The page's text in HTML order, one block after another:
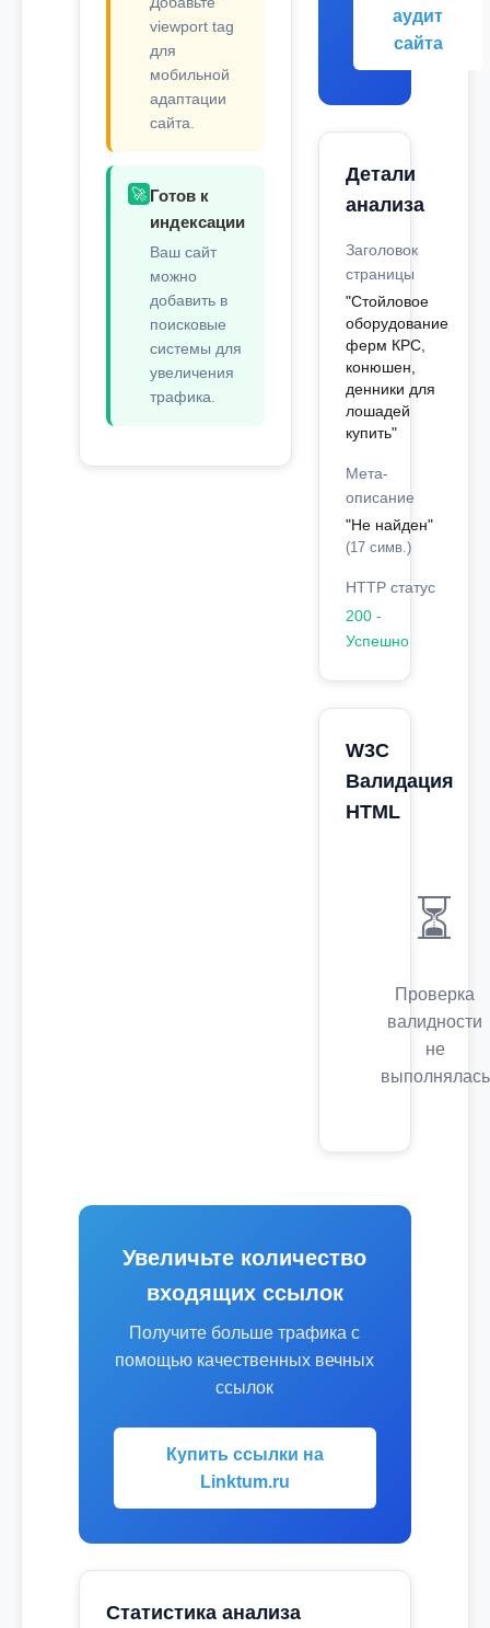
viewport tag
для
мобильной
адаптации
сайта.
🚀 Готов к
индексации
Ваш сайт
можно
добавить в
поисковые
системы для
увеличения
трафика.
аудит
сайта
Детали
анализа
Заголовок
страницы
"Стойловое
оборудование
ферм КРС,
конюшен,
денники для
лошадей
купить"
Мета-
описание
"Не найден"
(17 симв.)
HTTP статус
200 -
Успешно
W3C
Валидация
HTML
⏳
Проверка
валидности
не
выполнялась
Увеличьте количество
входящих ссылок
Получите больше трафика с
помощью качественных вечных
ссылок
Купить ссылки на
Linktum.ru
Статистика анализа